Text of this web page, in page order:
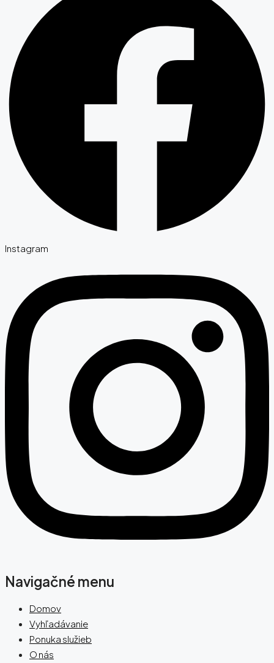
Instagram
Navigačné menu
Domov
Vyhľadávanie
Ponuka služieb
O nás